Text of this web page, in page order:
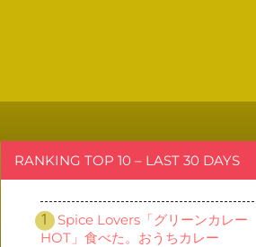
RANKING TOP 10 – LAST 30 DAYS
Spice Lovers「グリーンカレー
HOT」食べた。おうちカレー